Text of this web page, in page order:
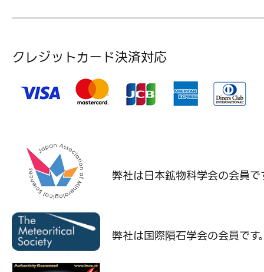
クレジットカード決済対応
弊社は日本鉱物科学会の会員で
弊社は国際隕石学会の会員です